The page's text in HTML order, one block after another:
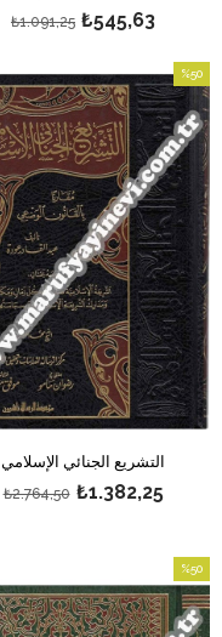
₺545,63
₺1.091,25
التشريع الجنائي الإسلامي
₺1.382,25
₺2.764,50
%50
%50بيع
%50
بيع
%50بيع